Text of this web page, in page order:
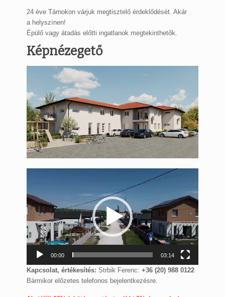
24 éve Tárnokon várjuk megtisztelő érdeklődését. Akár
a helyszínen!
Épülő vagy átadás előtti ingatlanok megtekinthetők.
Képnézegető
00:00 03:14
Kapcsolat, értékesítés: Strbik Ferenc: +36 (20) 988 0122
Bármikor előzetes telefonos bejelentkezésre.